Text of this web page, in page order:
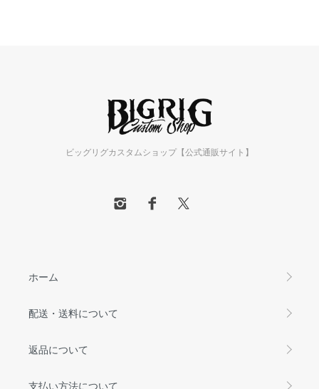
ビッグリグカスタムショップ【公式通販サイト】
ホーム
配送・送料について
返品について
支払い方法について